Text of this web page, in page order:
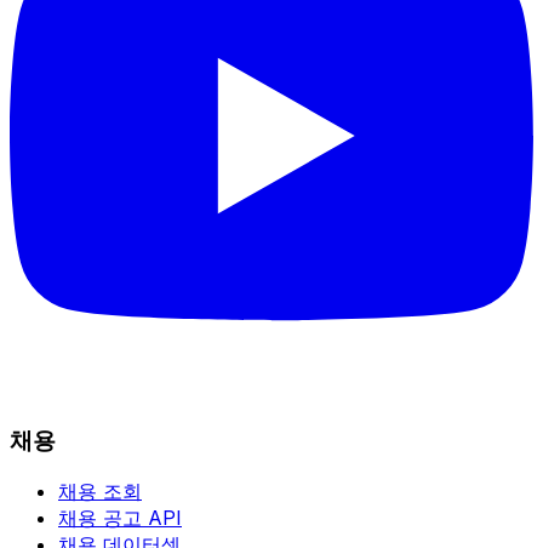
채용
채용 조회
채용 공고 API